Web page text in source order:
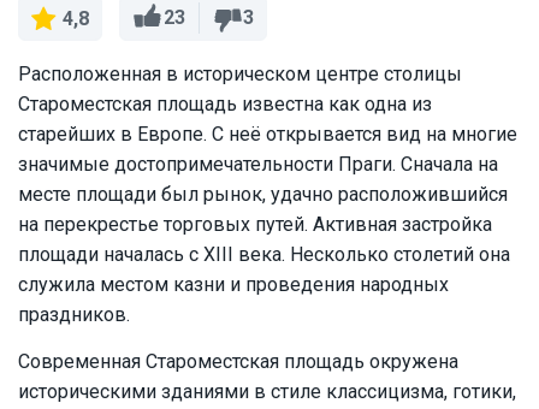
4,8 23 3
Расположенная в историческом центре столицы
Староместская площадь известна как одна из
старейших в Европе. С неё открывается вид на многие
значимые достопримечательности Праги. Сначала на
месте площади был рынок, удачно расположившийся
на перекрестье торговых путей. Активная застройка
площади началась с XIII века. Несколько столетий она
служила местом казни и проведения народных
праздников.
Современная Староместская площадь окружена
историческими зданиями в стиле классицизма, готики,